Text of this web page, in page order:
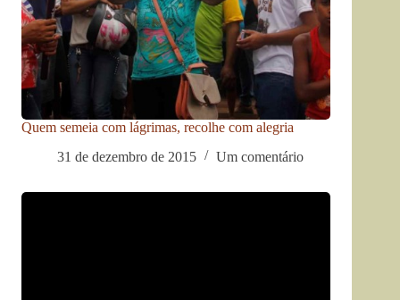
Quem semeia com lágrimas, recolhe com alegria
31 de dezembro de 2015
Um comentário